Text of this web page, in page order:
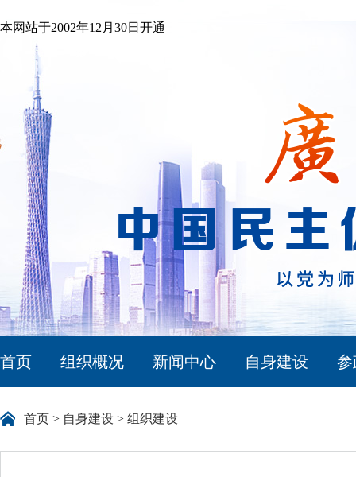
本网站于2002年12月30日开通
首页 组织概况 新闻中心 自身建设 参
首页 > 自身建设 > 组织建设